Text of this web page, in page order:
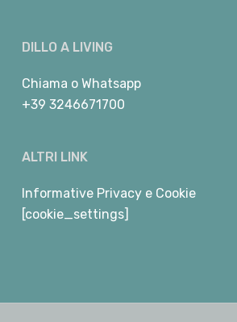
DILLO A LIVING
Chiama o Whatsapp
+39 3246671700
ALTRI LINK
Informative Privacy e Cookie
[cookie_settings]